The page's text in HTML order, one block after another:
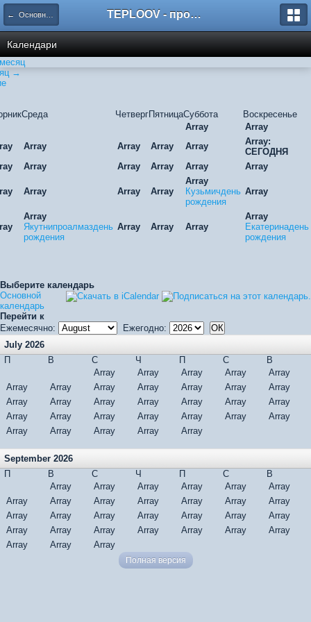
← Основной календарь TEPLOOV - программный комплекс для расчёта систем отопления и вентиляции
Календари
→
Среда ЧетвергПятницаСуббота
Воскресенье
Array
Array
Array Array Array Array
Array:
СЕГОДНЯ
Array Array Array Array Array
Array Array Array
Array
Кузьмичдень
рождения
Array
Array
Якутнипроалмаздень
рождения
Array Array Array
Array
Екатеринадень
рождения
Выберите календарь
Основной
календарь
Перейти к
Ежемесячно:
Ежегодно:
July 2026
П
В С Ч П С
В
Array
Array Array Array
Array
Array
Array Array Array Array Array
Array
Array
Array Array Array Array Array
Array
Array
Array Array Array Array Array
Array
Array
Array Array Array Array
September 2026
П
В С Ч П С
В
Array
Array Array Array Array
Array
Array
Array Array Array Array Array
Array
Array
Array Array Array Array Array
Array
Array
Array Array Array Array Array
Array
Array
Array Array
Полная версия